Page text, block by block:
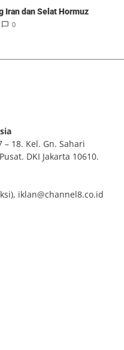
Iran dan Selat Hormuz
0
– 18. Kel. Gn. Sahari
DKI Jakarta 10610.
iklan@channel8.co.id